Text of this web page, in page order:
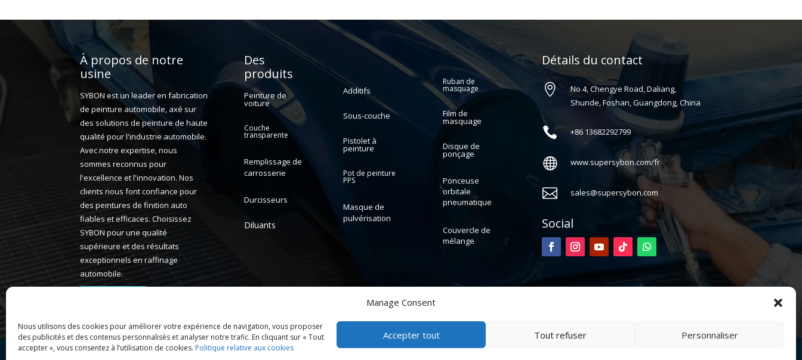
Manage Consent
Nous utilisons des cookies pour améliorer votre expérience de navigation, vous proposer
des publicités et des contenus personnalisés et analyser notre trafic. En cliquant sur « Tout
accepter », vous consentez à l’utilisation de cookies. Politique relative aux cookies
Accepter tout Tout refuser Personnaliser
À propos de notre
usine
SYBON est un leader en fabrication
de peinture automobile, axé sur
des solutions de peinture de haute
qualité pour l'industrie automobile.
Avec notre expertise, nous
sommes reconnus pour
l'excellence et l'innovation. Nos
clients nous font confiance pour
des peintures de finition auto
fiables et efficaces. Choisissez
SYBON pour une qualité
supérieure et des résultats
exceptionnels en raffinage
automobile.
Des
produits
Peinture de
voiture
Couche
transparente
Remplissage de
carrosserie
Durcisseurs
Diluants
Automotive
Additifs
Sous-couche
Pistolet à
peinture
Pot de peinture
PPS
Masque de
pulvérisation
Auto paint
Ruban de
masquage
Film de
masquage
Disque de
ponçage
Ponceuse
orbitale
pneumatique
Couvercle de
mélange
Détails du contact

No 4, Chengye Road, Daliang,
Shunde, Foshan, Guangdong, China
 +86 13682292799
 www.supersybon.com/fr
 sales@supersybon.com
Social
COPYRIGHT © 2026 GUANGDONG SYBON NEW MATERIALS CO; LTD.